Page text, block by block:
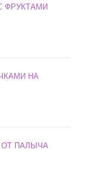
ФРУКТАМИ
НА
ПАЛЫЧА